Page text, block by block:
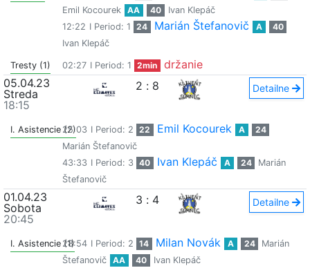
Emil Kocourek
AA 40
Ivan Klepáč
12:22 I Period: 1 24 Marián Štefanovič A
40
Ivan Klepáč
Tresty (1) 02:27 I Period: 1 2min
držanie
05.04.23
Streda
18:15
2 : 8 Detailne
I. Asistencie (2)25:03 I Period: 2 22 Emil Kocourek A
24
Marián Štefanovič
43:33 I Period: 3 40 Ivan Klepáč A 24
Marián
Štefanovič
01.04.23
Sobota
20:45
3 : 4 Detailne
I. Asistencie (1)28:54 I Period: 2 14 Milan Novák A 24
Marián
Štefanovič
AA 40 Ivan Klepáč